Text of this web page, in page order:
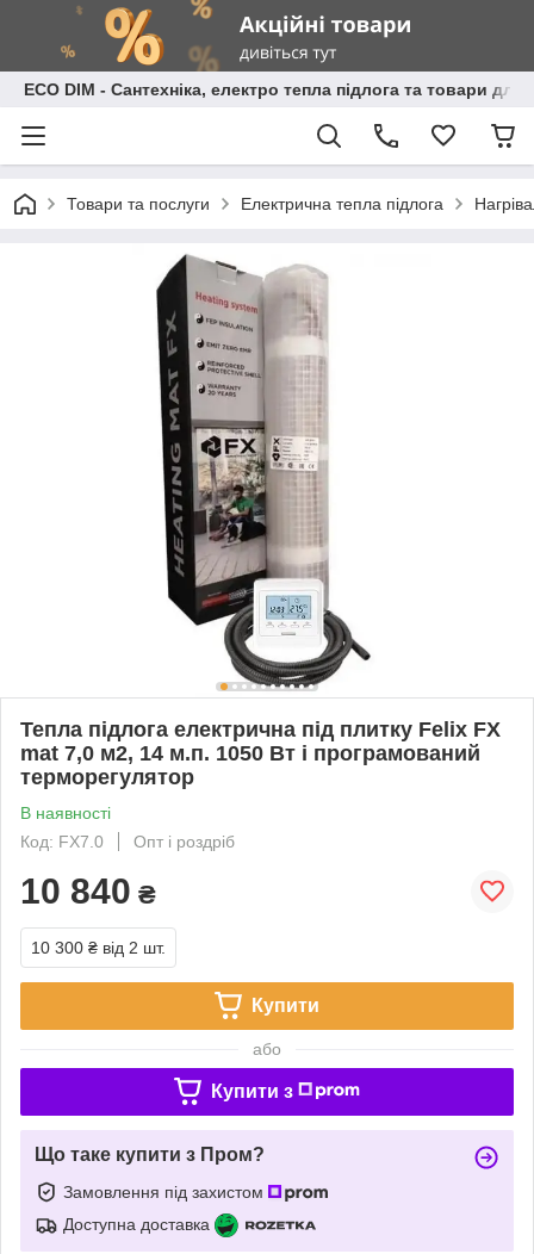
ECO DIM - Сантехніка, електро тепла підлога та товари для
Товари та послуги Електрична тепла підлога
Тепла підлога електрична під плитку Felix FX
mat 7,0 м2, 14 м.п. 1050 Вт і програмований
терморегулятор
В наявності
Код: FX7.0
Опт і роздріб
10 840 ₴
10 300 ₴ від 2 шт.
Купити
або
Купити з
Що таке купити з Пром?
Замовлення під захистом
Доступна доставка